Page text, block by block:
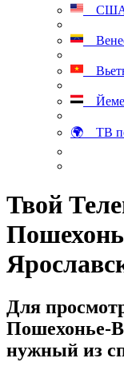
🌍 ТВ по
Твой
Для
Пошехонье-
нужный из